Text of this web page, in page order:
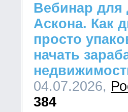
Вебинар для
Аскона. Как
просто
начать
04.07.2026,
384